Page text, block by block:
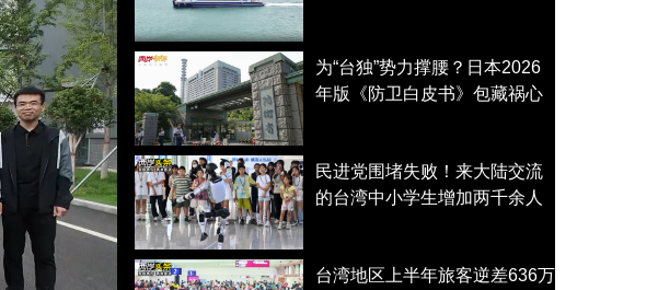
为“台独”势力撑腰？日本2026
年版《防卫白皮书》包藏祸心
民进党围堵失败！来大陆交流
的台湾中小学生增加两千余人
台湾地区上半年旅客逆差636万